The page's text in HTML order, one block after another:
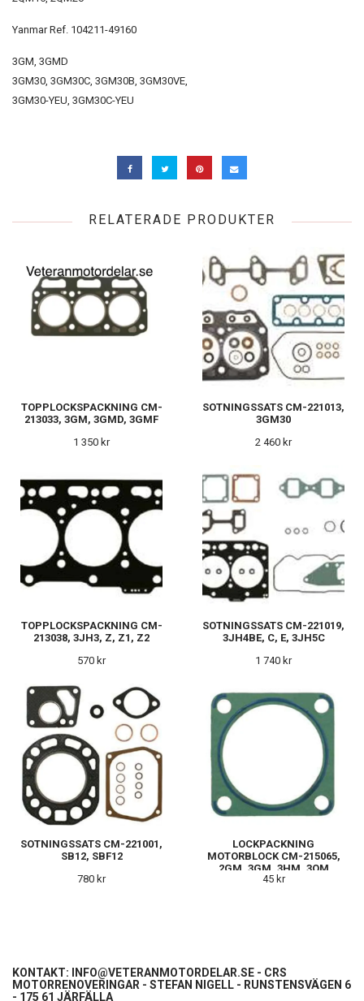
Yanmar Ref. 104211-49160
3GM, 3GMD
3GM30, 3GM30C, 3GM30B, 3GM30VE,
3GM30-YEU, 3GM30C-YEU
RELATERADE PRODUKTER
TOPPLOCKSPACKNING CM-
213033, 3GM, 3GMD, 3GMF
1 350 kr
SOTNINGSSATS CM-221013,
3GM30
2 460 kr
TOPPLOCKSPACKNING CM-
213038, 3JH3, Z, Z1, Z2
570 kr
SOTNINGSSATS CM-221019,
3JH4BE, C, E, 3JH5C
1 740 kr
SOTNINGSSATS CM-221001,
SB12, SBF12
780 kr
LOCKPACKNING
MOTORBLOCK CM-215065,
2GM, 3GM, 3HM, 3QM
45 kr
KONTAKT: INFO@VETERANMOTORDELAR.SE - CRS
MOTORRENOVERINGAR - STEFAN NIGELL - RUNSTENSVÄGEN 6
- 175 61 JÄRFÄLLA